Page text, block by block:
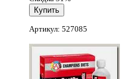
Артикул: 527085